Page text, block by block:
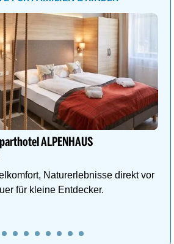
ALPENHAUS
Naturerlebnisse direkt vor
für kleine Entdecker.